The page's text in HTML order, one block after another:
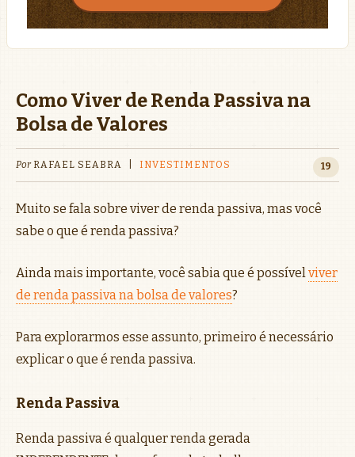
Como Viver de Renda Passiva na
Bolsa de Valores
Por RAFAEL SEABRA INVESTIMENTOS 19
Muito se fala sobre viver de renda passiva, mas você
sabe o que é renda passiva?
Ainda mais importante, você sabia que é possívelviver
de renda passiva na bolsa de valores?
Para explorarmos esse assunto, primeiro é necessário
explicar o que é renda passiva.
Renda Passiva
Renda passiva é qualquer renda gerada